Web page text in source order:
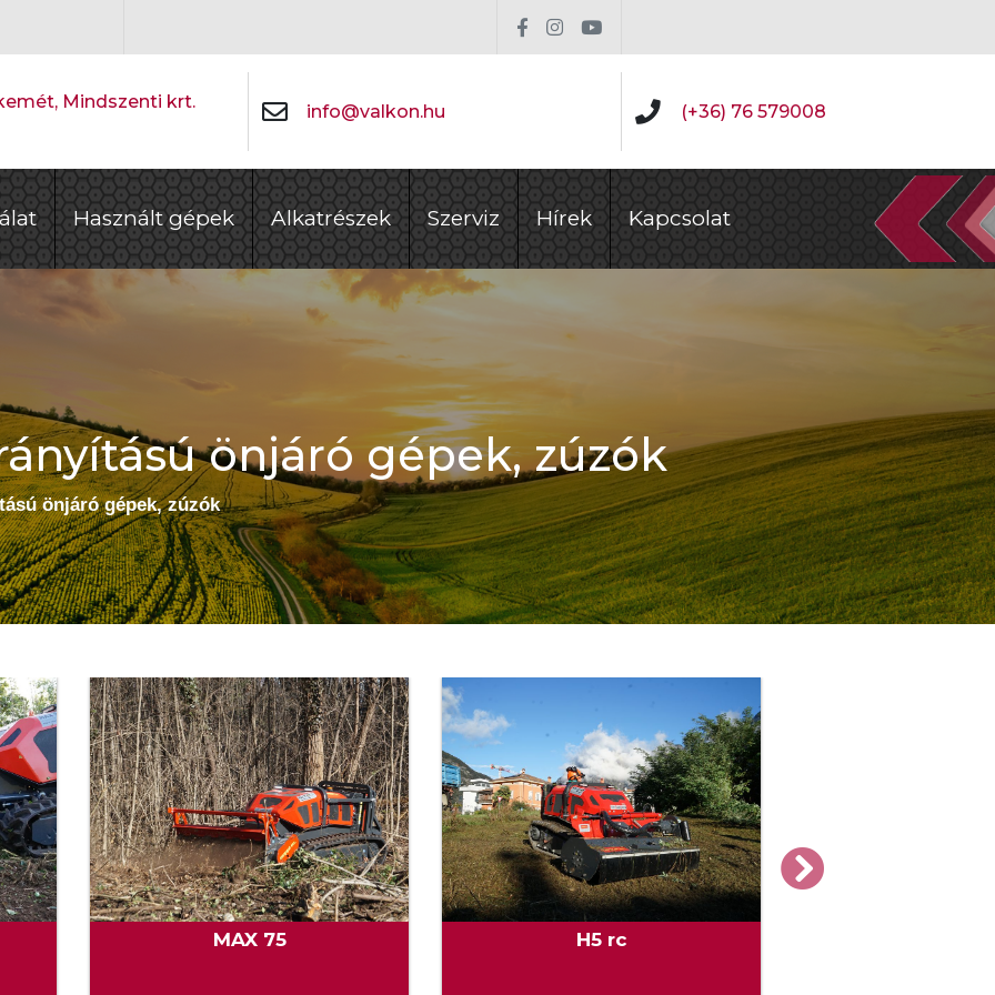
Mindszenti krt.
info@valkon.hu (+36) 76 579008
Használt gépek Alkatrészek Szerviz Hírek Kapcsolat
önjáró gépek, zúzók
önjáró gépek, zúzók
MAX 75 H5 rc